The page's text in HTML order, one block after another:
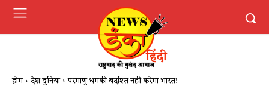
होम देश दुनिया परमाणु धमकी बर्दाश्त नहीं करेगा भारत!